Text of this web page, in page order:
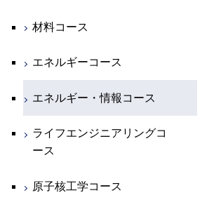
エネルギーコース
エネルギー・情報コース
エンジニアリングデザイン
コース
原子核工学コース
システム制御コース
エンジニアリングデザイン
人間医療科学技術コース
気電子系
電気電子コース
エネルギーコース
エネルギー・情報コース
ース
報通信系
情報通信コース
エンジニアリングデザイン
ライフエンジニアリングコ
経営工学コース
コース
門科目
材料コース
エネルギーコース
エネルギー・情報コース
ライフエンジニアリングコ
ース
原子核工学コース